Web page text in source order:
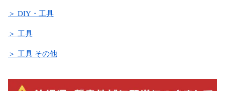
＞ DIY・工具
＞ 工具
＞ 工具 その他